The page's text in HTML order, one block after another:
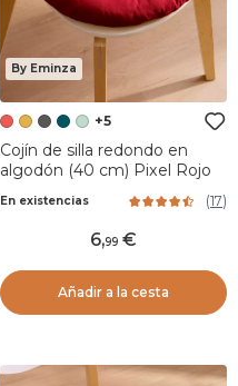
By Eminza
+5
Cojín de silla redondo en
algodón (40 cm) Pixel Rojo
En existencias (17)
6,99
Añadir a la cesta